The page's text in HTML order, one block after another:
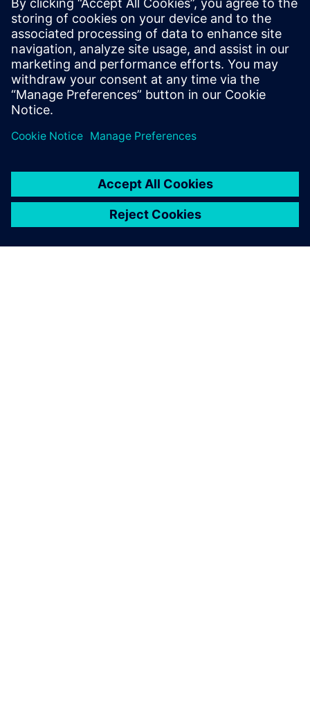
najavljuje i automatski isključuje generatore motora.
Pregledajte kritične podatke, jednoredne dijagrame i
zadane vrijednosti na 15-inčnim LCD HMI zaslonima
osjetljivim na dodir.